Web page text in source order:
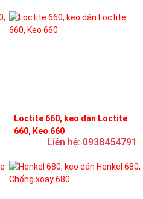
Loctite 660, keo dán Loctite
660, Keo 660
Liên hệ: 0938454791